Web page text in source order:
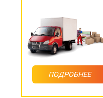
ПОДРОБНЕЕ